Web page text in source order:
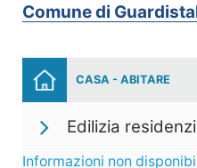
Comune di
CASA - ABITARE
Edilizia
Informazioni non